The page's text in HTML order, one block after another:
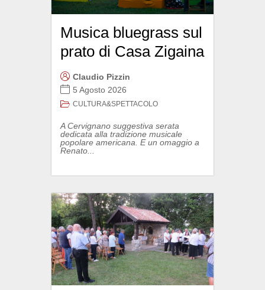
Musica bluegrass sul
prato di Casa Zigaina
Claudio Pizzin
5 Agosto 2026
CULTURA&SPETTACOLO
A Cervignano suggestiva serata
dedicata alla tradizione musicale
popolare americana. E un omaggio a
Renato...